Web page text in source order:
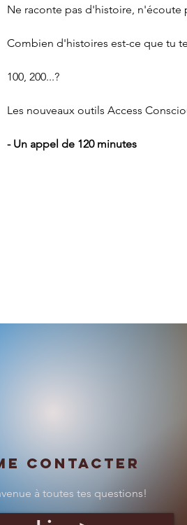
Ne raconte pas d'histoire, n'écoute
Combien d'histoires est-ce que tu
100, 200...?
Les nouveaux outils Access
- Un appel de 120 minutes
contacter
à toutes tes questions!